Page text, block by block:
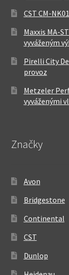
CST CM-
Maxxis MA-
vyváženým
Pirelli City
provoz
Metzeler
vyváženými
Značky
Avon
Bridgestone
Continental
CST
Dunlop